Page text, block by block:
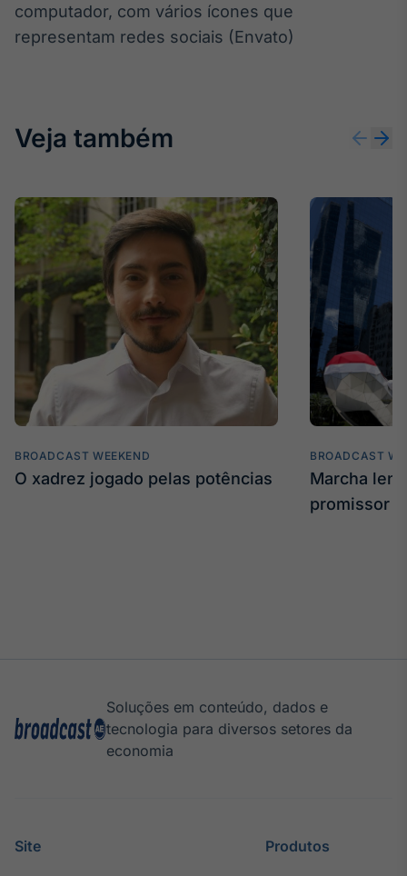
computador, com vários ícones que
representam redes sociais (Envato)
Veja também
BROADCAST WEEKEND
O xadrez jogado pelas potências
BROADCAST
Marcha
promissor
Soluções em conteúdo, dados e
tecnologia para diversos setores da
economia
Site Produtos